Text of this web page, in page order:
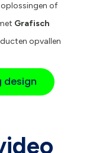
of
Grafisch
opvallen
design